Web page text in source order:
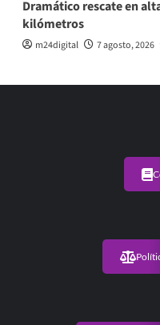
Dramático rescate en
kilómetros
m24digital 7 agosto, 2026